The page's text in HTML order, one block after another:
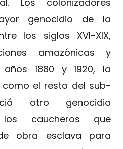
genocidio de la
los siglos XVI-XIX,
amazónicas y
1880 y 1920, la
el resto del sub-
otro genocidio
caucheros que
obra esclava para